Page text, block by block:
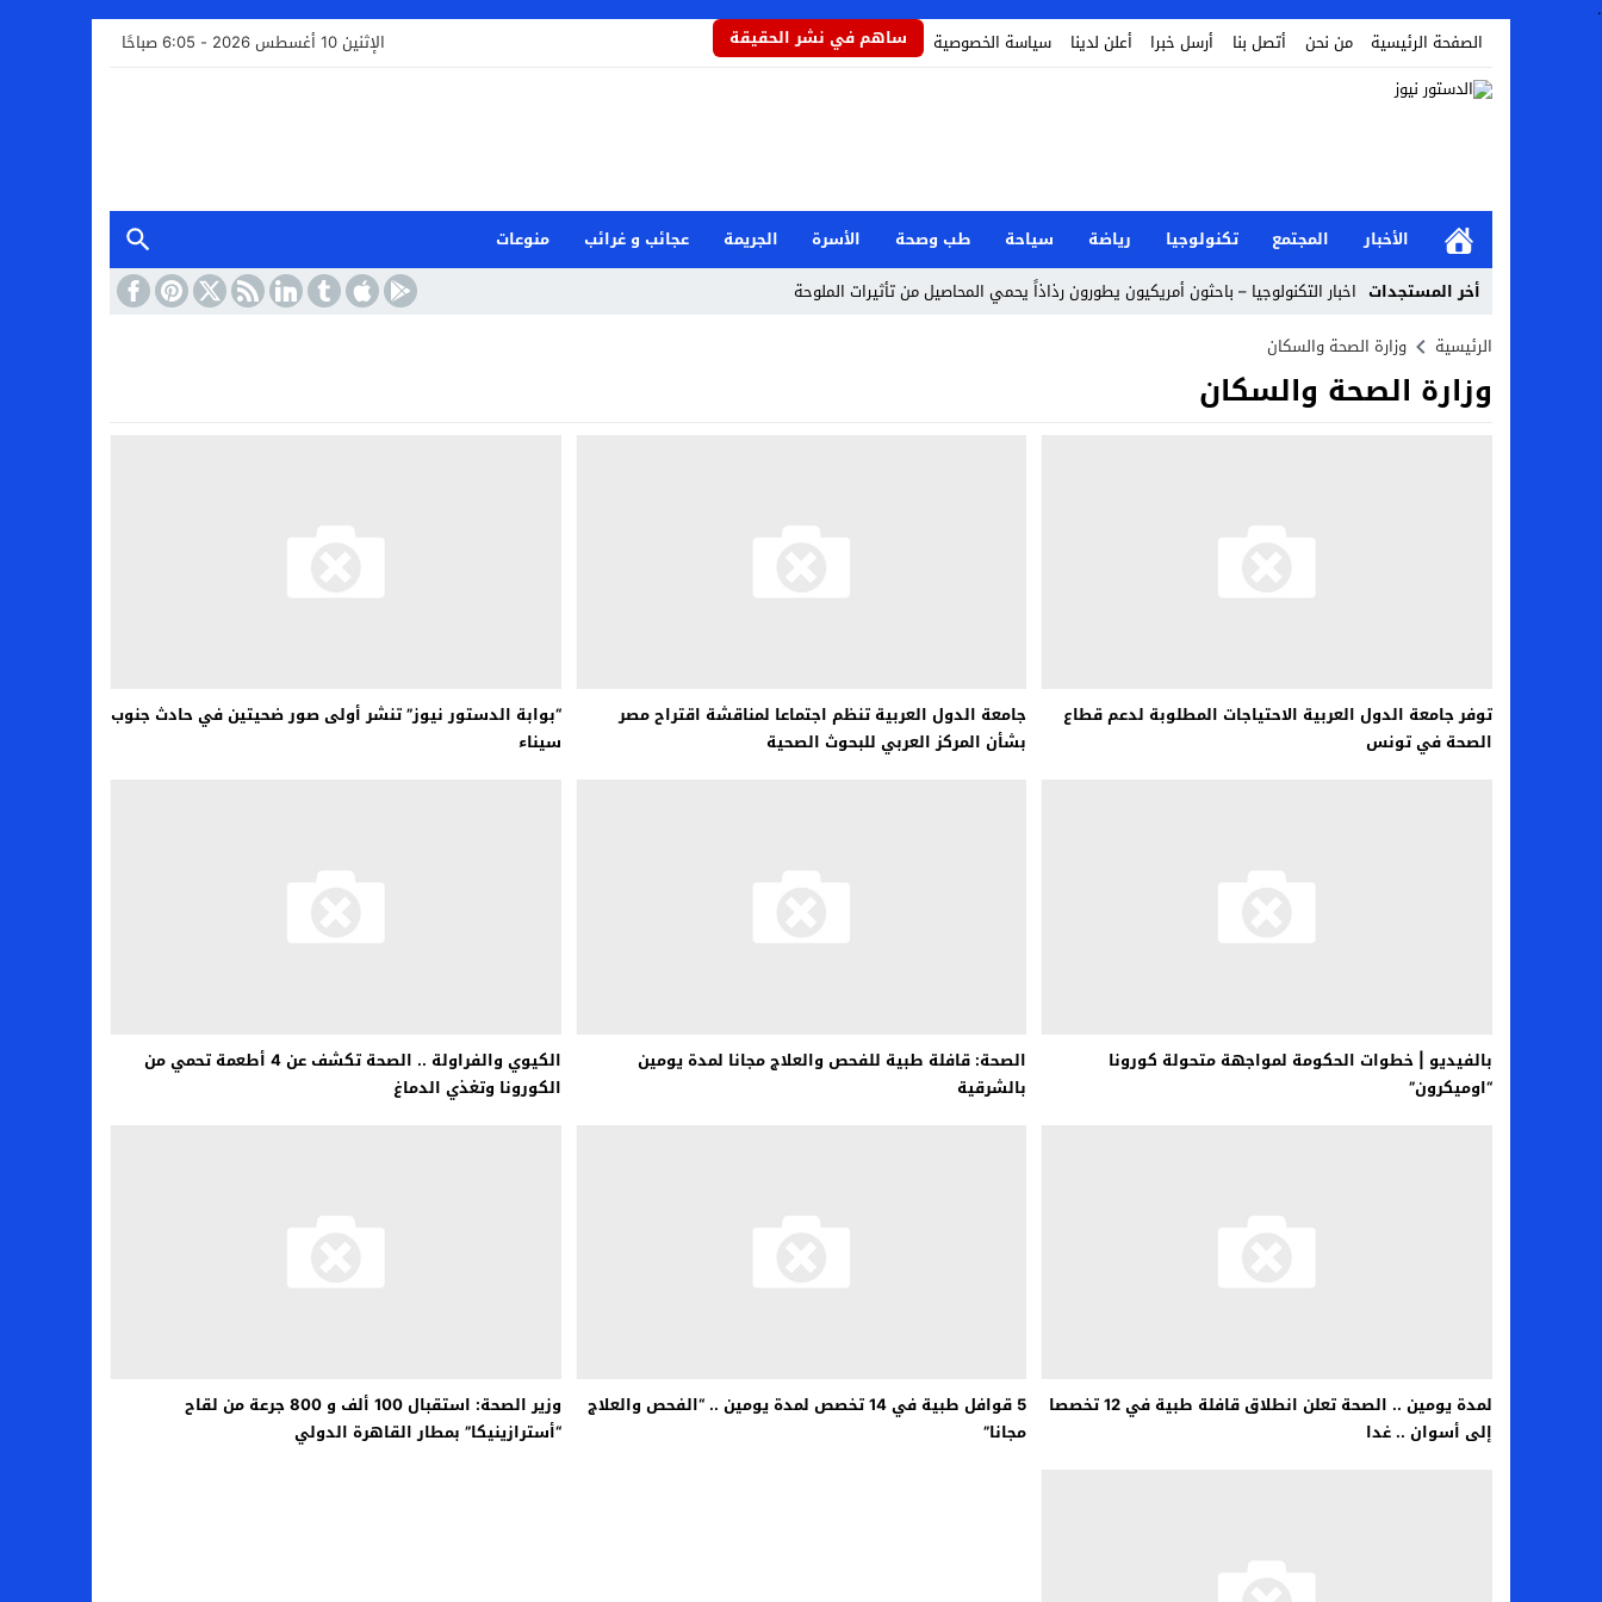
.
الصفحة الرئيسية
من نحن أتصل بنا أرسل خبرا أعلن لدينا سياسة الخصوصية ساهم في نشر الحقيقة الإثنين 10 أغسطس 2026 - 6:05 صباحًا
الأخبار المجتمع تكنولوجيا رياضة سياحة طب وصحة الأسرة الجريمة عجائب و غرائب
منوعات
أخر المستجدات اخبار التكنولوجيا – باحثون أمريكيون يطورون رذاذاً يحمي المحاصيل من تأثيرات الملوحة
أخبار الفن – ب الفن – إسعاد يونس: عادل إمام رفض دور البطولة في بكيزة وزغلول
اراء و اقلام الدستور – بعد ست سنوات من انفجار مرفأ بيروت: هل العدالة قريبة؟
مال و اعمال – انكماش الاقتصاد السعودي للمرة الأولى منذ عامين ونصف
الرئيسية وزارة الصحة والسكان
وزارة الصحة والسكان
توفر جامعة الدول العربية الاحتياجات المطلوبة لدعم قطاع
الصحة في تونس
جامعة الدول العربية تنظم اجتماعا لمناقشة اقتراح مصر
بشأن المركز العربي للبحوث الصحية
“بوابة الدستور نيوز” تنشر أولى صور ضحيتين في حادث جنوب
سيناء
بالفيديو | خطوات الحكومة لمواجهة متحولة كورونا
“اوميكرون”
الصحة: ​​قافلة طبية للفحص والعلاج مجانا لمدة يومين
بالشرقية
الكيوي والفراولة .. الصحة تكشف عن 4 أطعمة تحمي من
الكورونا وتغذي الدماغ
لمدة يومين .. الصحة تعلن انطلاق قافلة طبية في 12 تخصصا
إلى أسوان .. غدا
5 قوافل طبية في 14 تخصص لمدة يومين .. “الفحص والعلاج
مجانا”
وزير الصحة: ​​استقبال 100 ألف و 800 جرعة من لقاح
“أسترازينيكا” بمطار القاهرة الدولي